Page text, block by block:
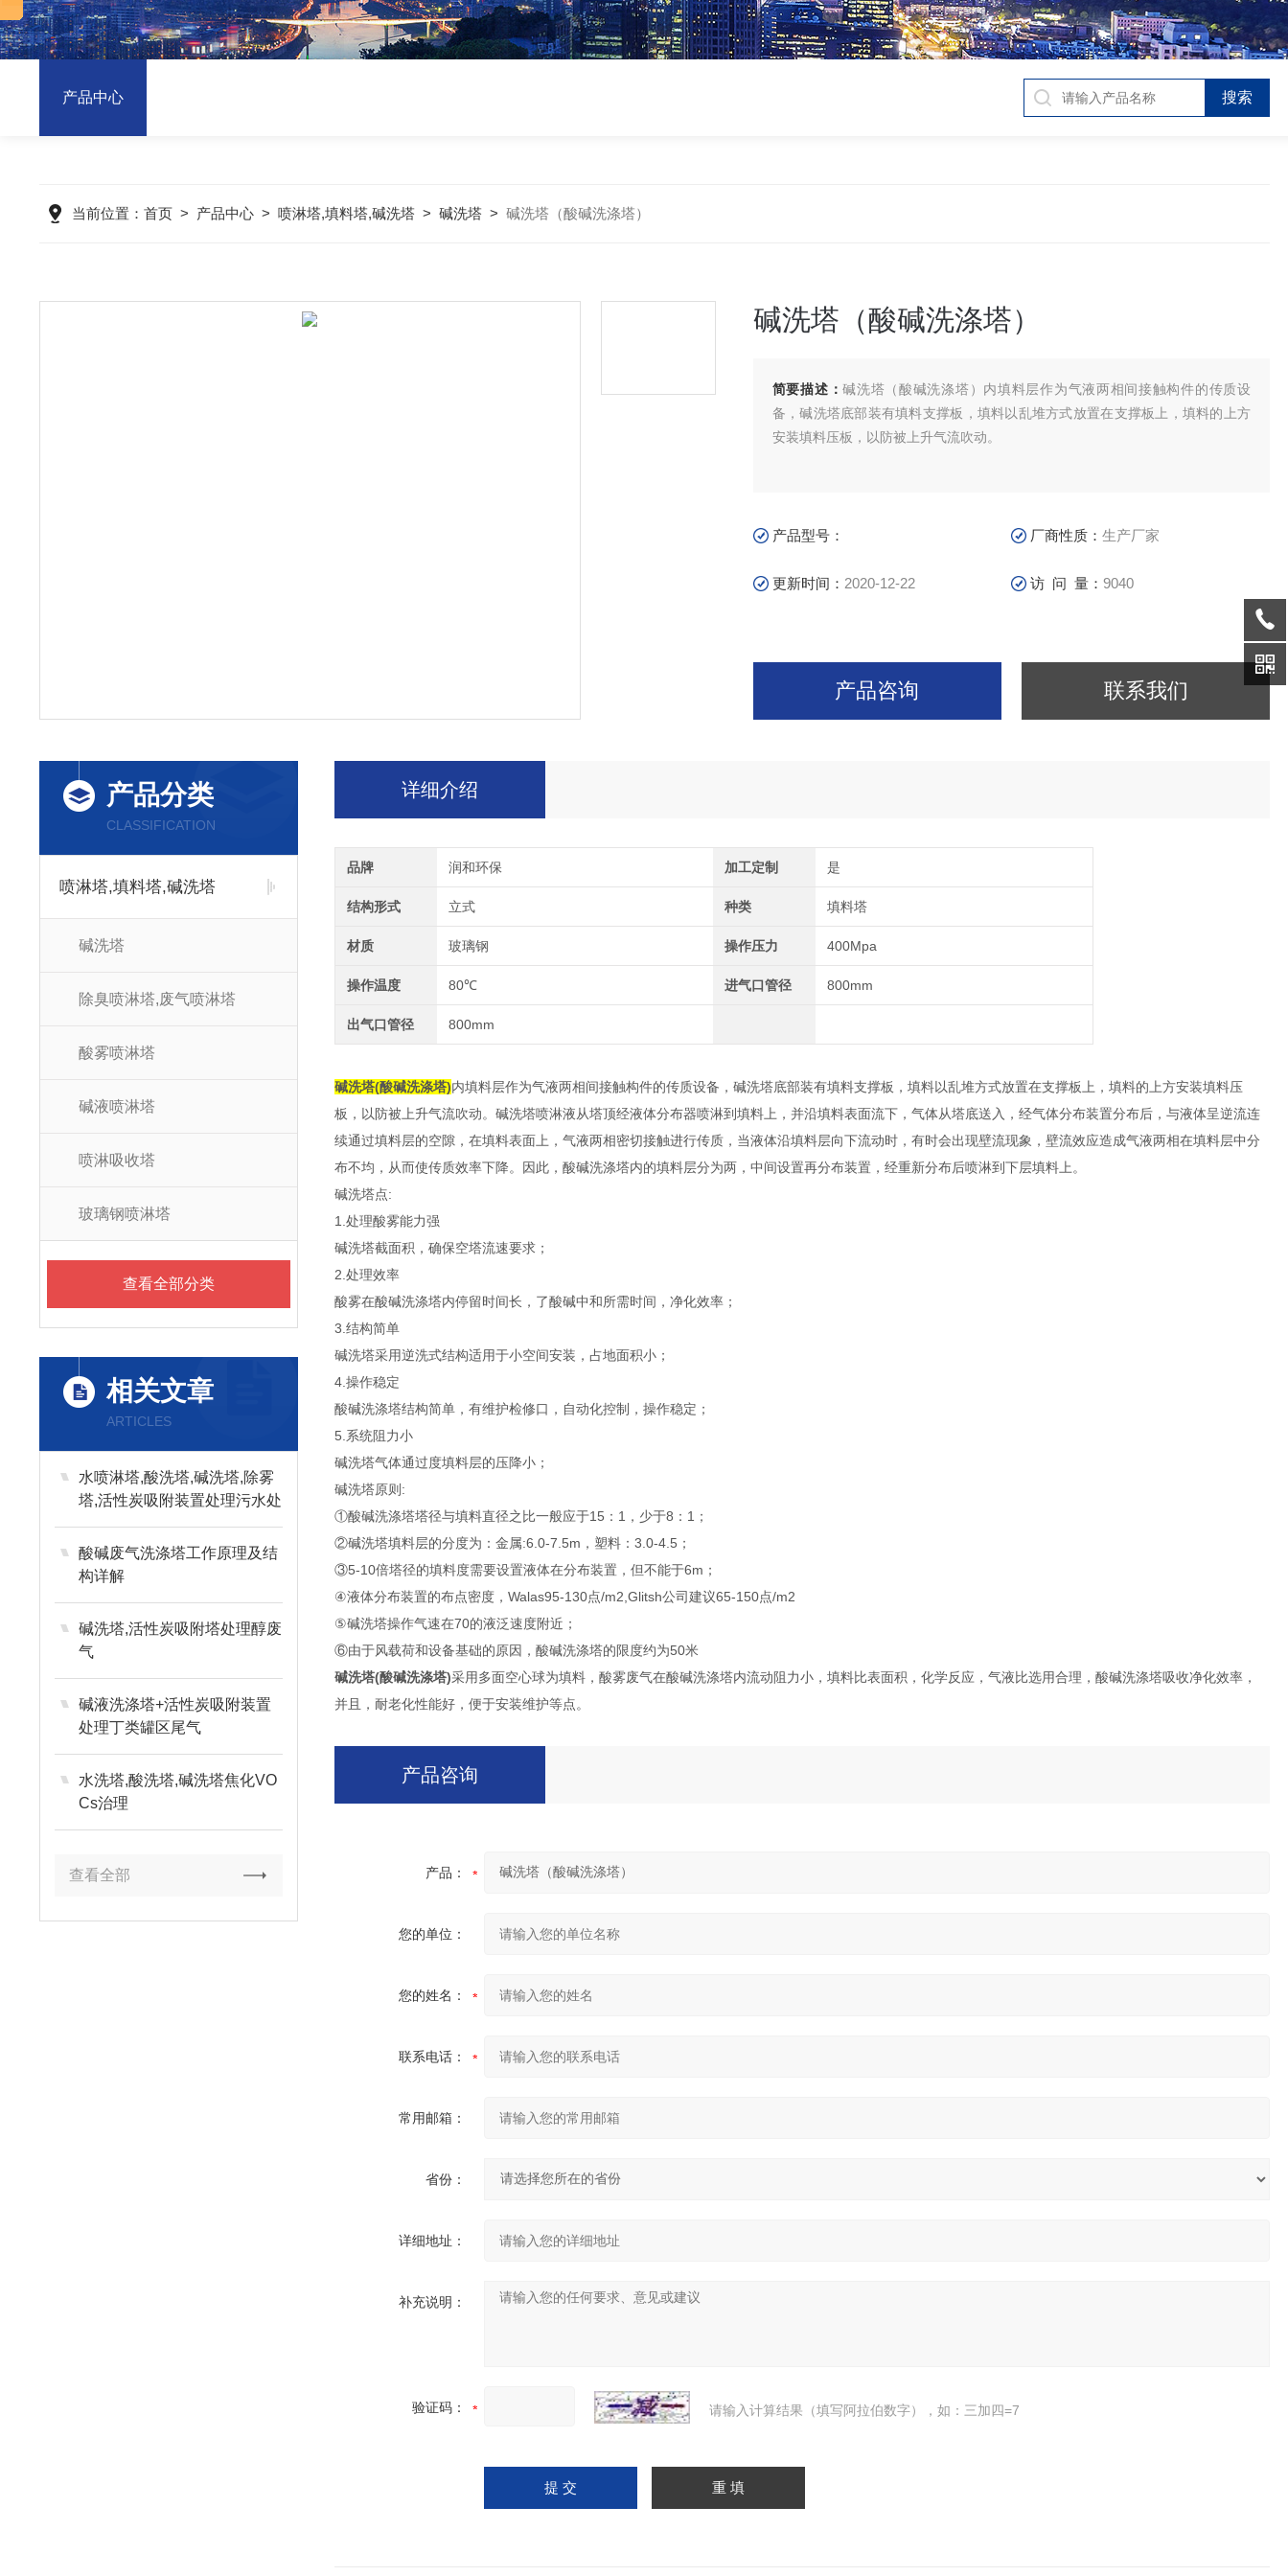
产品中心
当前位置： 首页> 产品中心> 喷淋塔,填料塔,碱洗塔> 碱洗塔> 碱洗塔（酸碱洗涤塔）
碱洗塔（酸碱洗涤塔）
简要描述：碱洗塔（酸碱洗涤塔）内填料层作为气液两相间接触构件的传质设
备，碱洗塔底部装有填料支撑板，填料以乱堆方式放置在支撑板上，填料的上方
安装填料压板，以防被上升气流吹动。
产品型号： 厂商性质：生产厂家
更新时间： 2020-12-22 访 问 量：9040
产品咨询 联系我们
产品分类
CLASSIFICATION
喷淋塔,填料塔,碱洗塔
碱洗塔
除臭喷淋塔,废气喷淋塔
酸雾喷淋塔
碱液喷淋塔
喷淋吸收塔
玻璃钢喷淋塔
查看全部分类
相关文章
ARTICLES
水喷淋塔,酸洗塔,碱洗塔,除雾
塔,活性炭吸附装置处理污水处
理站废气
酸碱废气洗涤塔工作原理及结
构详解
碱洗塔,活性炭吸附塔处理醇废
气
碱液洗涤塔+活性炭吸附装置
处理丁类罐区尾气
水洗塔,酸洗塔,碱洗塔焦化VO
Cs治理
查看全部
详细介绍
品牌 润和环保 加工定制 是
结构形式 立式 种类 填料塔
材质 玻璃钢 操作压力 400Mpa
操作温度 80℃ 进气口管径 800mm
出气口管径 800mm
碱洗塔(酸碱洗涤塔)内填料层作为气液两相间接触构件的传质设备，碱洗塔底部装有填料支撑板，填料以乱堆方式放置在支撑板上，填料的上方安装填料压
板，以防被上升气流吹动。碱洗塔喷淋液从塔顶经液体分布器喷淋到填料上，并沿填料表面流下，气体从塔底送入，经气体分布装置分布后，与液体呈逆流连
续通过填料层的空隙，在填料表面上，气液两相密切接触进行传质，当液体沿填料层向下流动时，有时会出现壁流现象，壁流效应造成气液两相在填料层中分
布不均，从而使传质效率下降。因此，酸碱洗涤塔内的填料层分为两，中间设置再分布装置，经重新分布后喷淋到下层填料上。
碱洗塔点:
1.处理酸雾能力强
碱洗塔截面积，确保空塔流速要求；
2.处理效率
酸雾在酸碱洗涤塔内停留时间长，了酸碱中和所需时间，净化效率；
3.结构简单
碱洗塔采用逆洗式结构适用于小空间安装，占地面积小；
4.操作稳定
酸碱洗涤塔结构简单，有维护检修口，自动化控制，操作稳定；
5.系统阻力小
碱洗塔气体通过度填料层的压降小；
碱洗塔原则:
①酸碱洗涤塔塔径与填料直径之比一般应于15：1，少于8：1；
②碱洗塔填料层的分度为：金属:6.0-7.5m，塑料：3.0-4.5；
③5-10倍塔径的填料度需要设置液体在分布装置，但不能于6m；
④液体分布装置的布点密度，Walas95-130点/m2,Glitsh公司建议65-150点/m2
⑤碱洗塔操作气速在70的液泛速度附近；
⑥由于风载荷和设备基础的原因，酸碱洗涤塔的限度约为50米
碱洗塔(酸碱洗涤塔)采用多面空心球为填料，酸雾废气在酸碱洗涤塔内流动阻力小，填料比表面积，化学反应，气液比选用合理，酸碱洗涤塔吸收净化效率，
并且，耐老化性能好，便于安装维护等点。
产品咨询
产品：
您的单位：
您的姓名：
联系电话：
常用邮箱：
省份：
详细地址：
补充说明：
验证码： 请输入计算结果（填写阿拉伯数字），如：三加四=7